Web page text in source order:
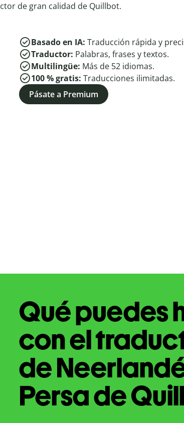
de gran calidad de Quillbot.
Basado en IA: Traducción rápida y
Traductor: Palabras, frases y textos.
Multilingüe: Más de 52 idiomas.
100 % gratis: Traducciones ilimitadas.
Pásate a Premium
Qué puedes
con el
de
Persa de